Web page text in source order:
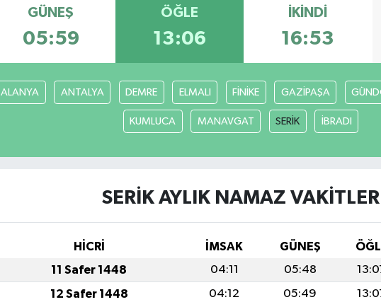
GÜNEŞ
05:59
ÖĞLE
13:06
İKINDI
16:53
ALANYA ANTALYA DEMRE ELMALI FİNİKE GAZİPAŞA
KUMLUCA MANAVGAT SERİK İBRADI
SERİK AYLIK NAMAZ VAKITLERI
HİCRİ İMSAK GÜNEŞ
11 Safer 1448 04:11 05:48
12 Safer 1448 04:12 05:49